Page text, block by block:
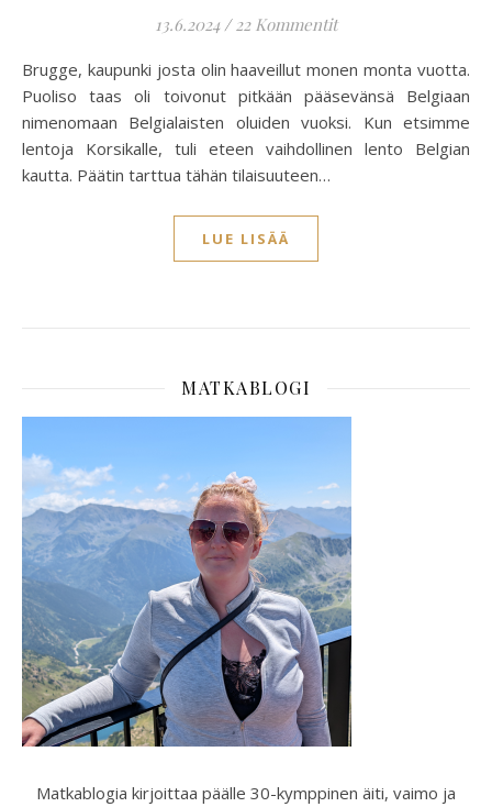
13.6.2024 / 22 Kommentit
Brugge, kaupunki josta olin haaveillut monen monta vuotta.
Puoliso taas oli toivonut pitkään pääsevänsä Belgiaan
nimenomaan Belgialaisten oluiden vuoksi. Kun etsimme
lentoja Korsikalle, tuli eteen vaihdollinen lento Belgian
kautta. Päätin tarttua tähän tilaisuuteen…
LUE LISÄÄ
MATKABLOGI
Matkablogia kirjoittaa päälle 30-kymppinen äiti, vaimo ja